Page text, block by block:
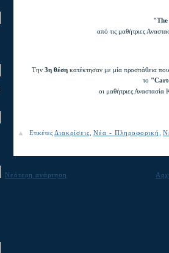
από τις μαθήτριες
Την 3η θέσηκατέκτησαν με μία προσπάθεια
το
οι μαθήτριες
Ετικέτες Διακρίσεις Νέα - Πληροφορική
Νεότερη ανάρτηση